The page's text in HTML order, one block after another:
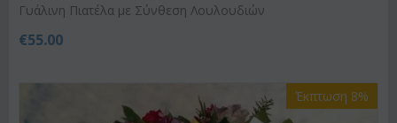
Γυάλινη Πιατέλα με Σύνθεση Λουλουδιών
€55.00
Έκπτωση 8%